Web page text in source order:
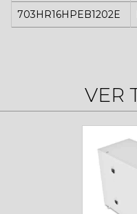
703HR16HPEB1202E
VER